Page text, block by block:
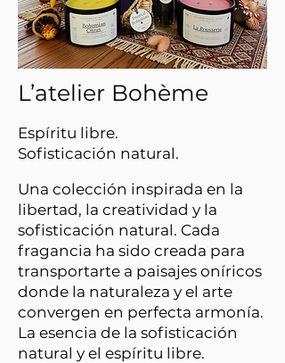
L’atelier Bohème
Espíritu libre.
Sofisticación natural.
Una colección inspirada en la
libertad, la creatividad y la
sofisticación natural. Cada
fragancia ha sido creada para
transportarte a paisajes oníricos
donde la naturaleza y el arte
convergen en perfecta armonía.
La esencia de la sofisticación
natural y el espíritu libre.